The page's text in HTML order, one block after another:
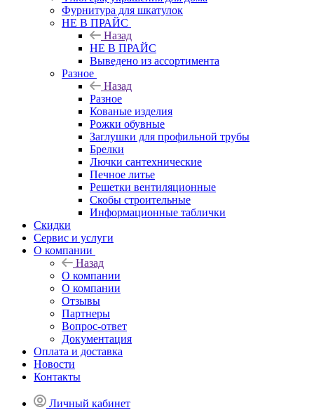
Фурнитура для шкатулок
НЕ В ПРАЙС
Назад
НЕ В ПРАЙС
Выведено из ассортимента
Разное
Назад
Разное
Кованые изделия
Рожки обувные
Заглушки для профильной трубы
Брелки
Лючки сантехнические
Печное литье
Решетки вентиляционные
Скобы строительные
Информационные таблички
Скидки
Сервис и услуги
О компании
Назад
О компании
О компании
Отзывы
Партнеры
Вопрос-ответ
Документация
Оплата и доставка
Новости
Контакты
Личный кабинет